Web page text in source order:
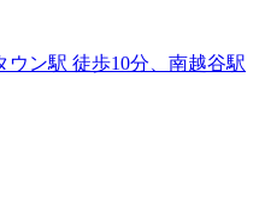
ウン駅 徒歩10分、南越谷駅